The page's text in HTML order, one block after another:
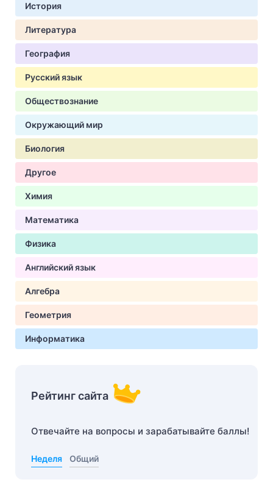
История
Литература
География
Русский язык
Обществознание
Окружающий мир
Биология
Другое
Химия
Математика
Физика
Английский язык
Алгебра
Геометрия
Информатика
Рейтинг сайта
Отвечайте на вопросы и зарабатывайте баллы!
Неделя Общий